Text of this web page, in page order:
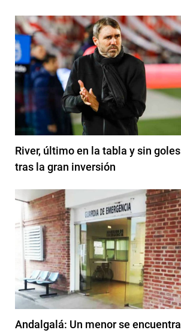
River, último en la tabla y sin
tras la gran inversión
Andalgalá: Un menor se